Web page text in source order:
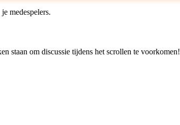
medespelers.
staan om discussie tijdens het scrollen te voorkomen!